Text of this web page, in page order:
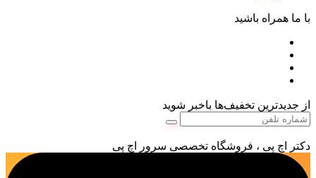
با ما همراه باشید
از جدیدترین تخفیف‌ها باخبر شوید
دکتر اچ پی ، فروشگاه تخصصی سرور اچ پی